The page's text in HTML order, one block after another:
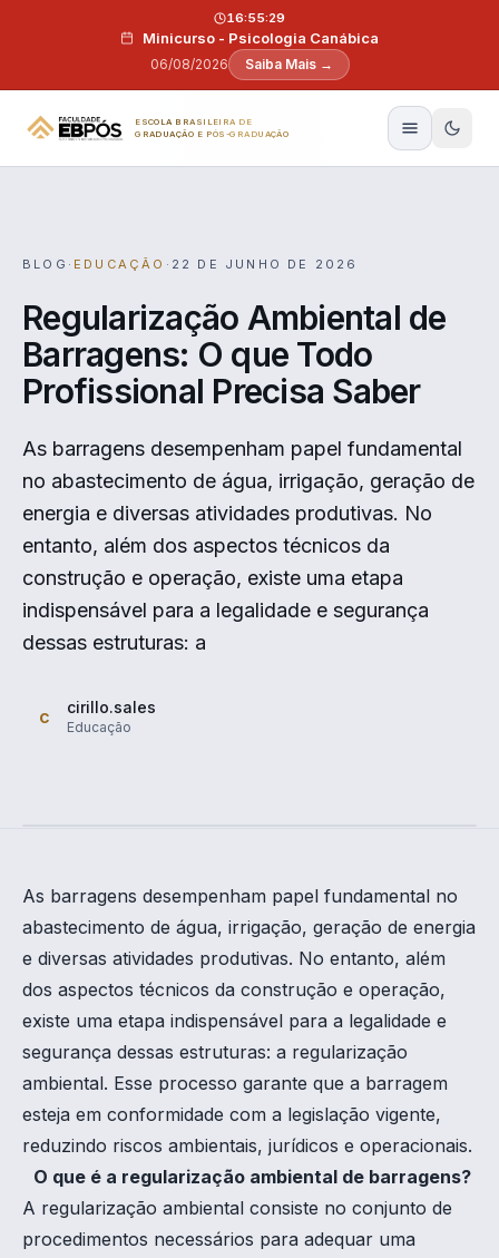
Minicurso - Psicologia Canábica
06/08/2026
16:55:28
Saiba Mais →
ESCOLA BRASILEIRA DE
GRADUAÇÃO E PÓS-GRADUAÇÃO
BLOG · EDUCAÇÃO · 22 DE JUNHO DE 2026
Regularização Ambiental de
Barragens: O que Todo
Profissional Precisa Saber
As barragens desempenham papel fundamental
no abastecimento de água, irrigação, geração de
energia e diversas atividades produtivas. No
entanto, além dos aspectos técnicos da
construção e operação, existe uma etapa
indispensável para a legalidade e segurança
dessas estruturas: a
c cirillo.sales
Educação
As barragens desempenham papel fundamental no
abastecimento de água, irrigação, geração de energia
e diversas atividades produtivas. No entanto, além
dos aspectos técnicos da construção e operação,
existe uma etapa indispensável para a legalidade e
segurança dessas estruturas: a regularização
ambiental. Esse processo garante que a barragem
esteja em conformidade com a legislação vigente,
reduzindo riscos ambientais, jurídicos e operacionais.
O que é a regularização ambiental de barragens?
A regularização ambiental consiste no conjunto de
procedimentos necessários para adequar uma